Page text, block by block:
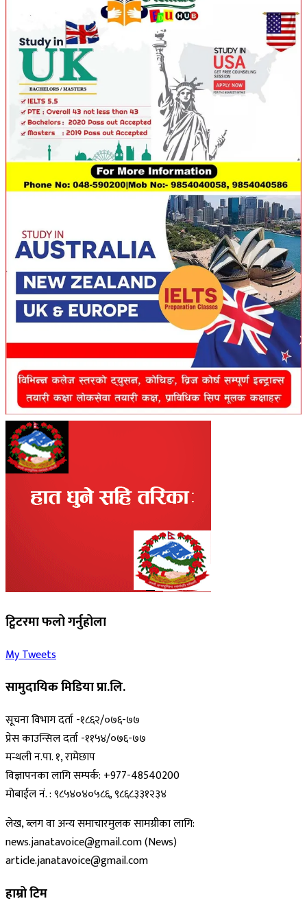
ट्विटरमा फलो गर्नुहोला
My Tweets
सामुदायिक मिडिया प्रा.लि.
सूचना विभाग दर्ता -१८६२/०७६-७७
प्रेस काउन्सिल दर्ता -११५४/०७६-७७
मन्थली न.पा. १, रामेछाप
विज्ञापनका लागि सम्पर्क: +977-48540200
मोबाईल नं. : ९८५४०४०५८६, ९८६८३३१२३४
लेख, ब्लग वा अन्य समाचारमुलक सामग्रीका लागि:
news.janatavoice@gmail.com (News)
article.janatavoice@gmail.com
हाम्रो टिम